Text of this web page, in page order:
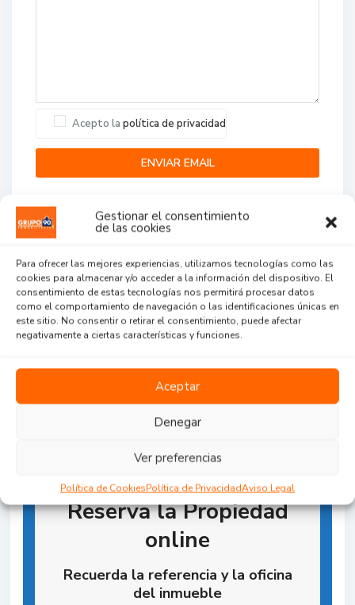
Gestionar el consentimiento
de las cookies
Para ofrecer las mejores experiencias, utilizamos tecnologías como las
cookies para almacenar y/o acceder a la información del dispositivo. El
consentimiento de estas tecnologías nos permitirá procesar datos
como el comportamiento de navegación o las identificaciones únicas en
este sitio. No consentir o retirar el consentimiento, puede afectar
negativamente a ciertas características y funciones.
Aceptar
Denegar
Ver preferencias
Política de CookiesPolítica de PrivacidadAviso Legal
Acepto la política de privacidad
Agent Reviews
...
Reserva la Propiedad
online
Recuerda la referencia y la oficina
del inmueble